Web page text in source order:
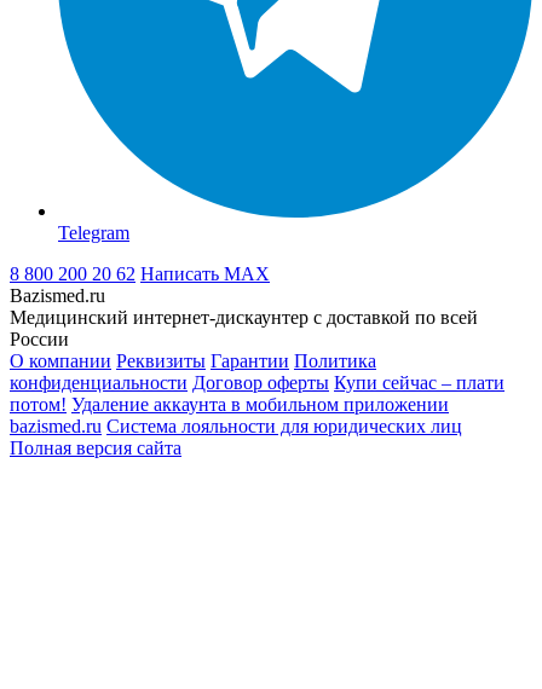
Telegram
8 800 200 20 62 Написать MAX
Bazismed.ru
Медицинский интернет-дискаунтер с доставкой по всей
России
О компании Реквизиты Гарантии Политика
конфиденциальности Договор оферты Купи сейчас – плати
потом! Удаление аккаунта в мобильном приложении
bazismed.ru Система лояльности для юридических лиц
Полная версия сайта